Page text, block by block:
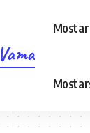
Mostar